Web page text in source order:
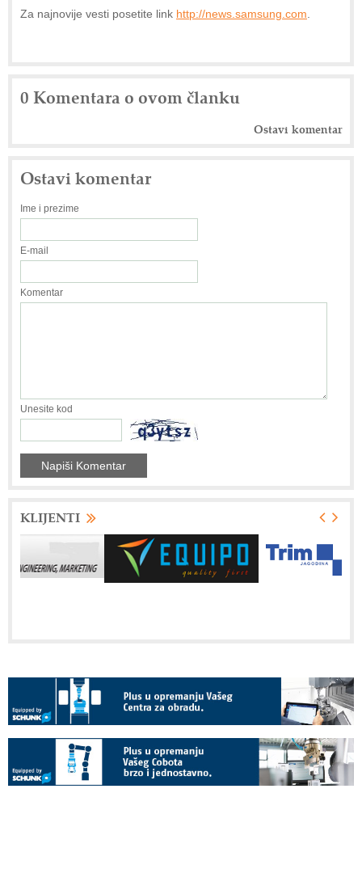
Za najnovije vesti posetite link http://news.samsung.com
0 Komentara o ovom članku
Ostavi komentar
Ostavi komentar
Ime i prezime
E-mail
Komentar
Unesite kod
KLIJENTI